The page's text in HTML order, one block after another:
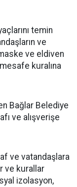
temin
ve
ve eldiven
kuralına
Bağlar Belediye
ve alışverişe
ve vatandaşlara
ve kurallar
izolasyon,